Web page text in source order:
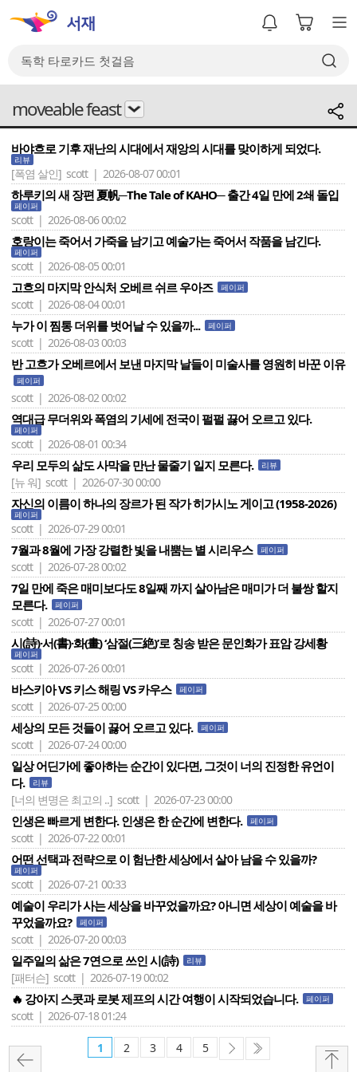
moveable feast
바야흐로 기후 재난의 시대에서 재앙의 시대를 맞이하게 되었다.
리뷰
[폭염 살인] scott | 2026-08-07 00:01
하루키의 새 장편 夏帆─The Tale of KAHO─ 출간 4일 만에 2쇄 돌입
페이퍼
scott | 2026-08-06 00:02
호랑이는 죽어서 가죽을 남기고 예술가는 죽어서 작품을 남긴다.
페이퍼
scott | 2026-08-05 00:01
고흐의 마지막 안식처 오베르 쉬르 우아즈 페이퍼
scott | 2026-08-04 00:01
누가 이 찜통 더위를 벗어날 수 있을까... 페이퍼
scott | 2026-08-03 00:03
반 고흐가 오베르에서 보낸 마지막 날들이 미술사를 영원히 바꾼 이유
페이퍼
scott | 2026-08-02 00:02
역대급 무더위와 폭염의 기세에 전국이 펄펄 끓어 오르고 있다.
페이퍼
scott | 2026-08-01 00:34
우리 모두의 삶도 사막을 만난 물줄기 일지 모른다. 리뷰
[뉴 워] scott | 2026-07-30 00:00
자신의 이름이 하나의 장르가 된 작가 히가시노 게이고 (1958-2026)
페이퍼
scott | 2026-07-29 00:01
7월과 8월에 가장 강렬한 빛을 내뿜는 별 시리우스 페이퍼
scott | 2026-07-28 00:02
7일 만에 죽은 매미보다도 8일째 까지 살아남은 매미가 더 불쌍 할지
모른다.
페이퍼
scott | 2026-07-27 00:01
시(詩)·서(書)·화(畫) ‘삼절(三絶)’로 칭송 받은 문인화가 표암 강세황
페이퍼
scott | 2026-07-26 00:01
바스키아 VS 키스 해링 VS 카우스 페이퍼
scott | 2026-07-25 00:00
세상의 모든 것들이 끓어 오르고 있다. 페이퍼
scott | 2026-07-24 00:00
일상 어딘가에 좋아하는 순간이 있다면, 그것이 너의 진정한 유언이
다.
리뷰
[너의 변명은 최고의 ..] scott | 2026-07-23 00:00
인생은 빠르게 변한다. 인생은 한 순간에 변한다. 페이퍼
scott | 2026-07-22 00:01
어떤 선택과 전략으로 이 험난한 세상에서 살아 남을 수 있을까?
페이퍼
scott | 2026-07-21 00:33
예술이 우리가 사는 세상을 바꾸었을까요? 아니면 세상이 예술을 바
꾸었을까요?
페이퍼
scott | 2026-07-20 00:03
일주일의 삶은 7연으로 쓰인 시(詩) 리뷰
[패터슨] scott | 2026-07-19 00:02
🔥 강아지 스콧과 로봇 제프의 시간 여행이 시작되었습니다. 페이퍼
scott | 2026-07-18 01:24
1 2 3 4 5